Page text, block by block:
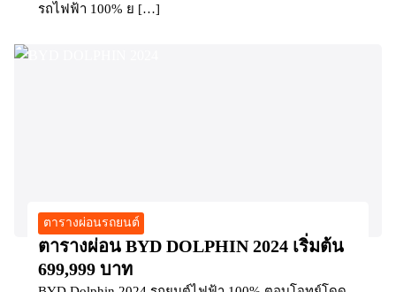
รถไฟฟ้า 100% ย […]
ตารางผ่อนรถยนต์
ตารางผ่อน BYD DOLPHIN 2024 เริ่มต้น
699,999 บาท